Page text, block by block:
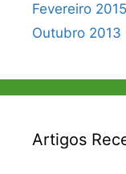
Fevereiro 2015
Outubro 2013
Artigos